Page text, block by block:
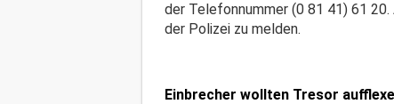
der Telefonnummer (0 81 41) 61
der Polizei zu melden.
Einbrecher wollten Tresor